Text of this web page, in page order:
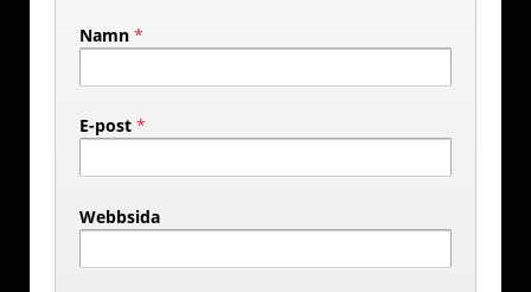
Namn *
E-post *
Webbsida